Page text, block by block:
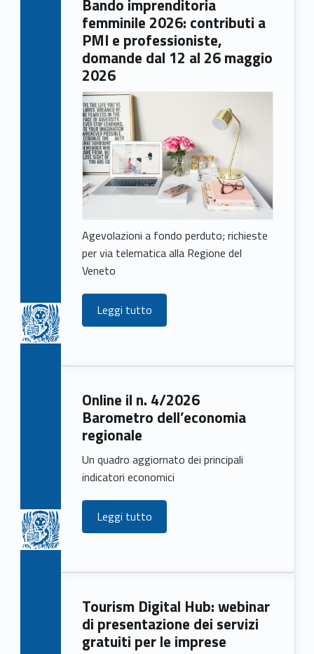
Bando imprenditoria
femminile 2026: contributi a
PMI e professioniste,
domande dal 12 al 26 maggio
2026
Agevolazioni a fondo perduto; richieste
per via telematica alla Regione del
Veneto
Leggi tutto
Online il n. 4/2026
Barometro dell’economia
regionale
Un quadro aggiornato dei principali
indicatori economici
Leggi tutto
Tourism Digital Hub: webinar
di presentazione dei servizi
gratuiti per le imprese